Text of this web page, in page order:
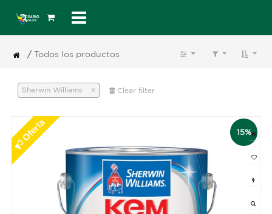
/ Todos los productos
Sherwin Williams × Clear filter
15%
Oferta